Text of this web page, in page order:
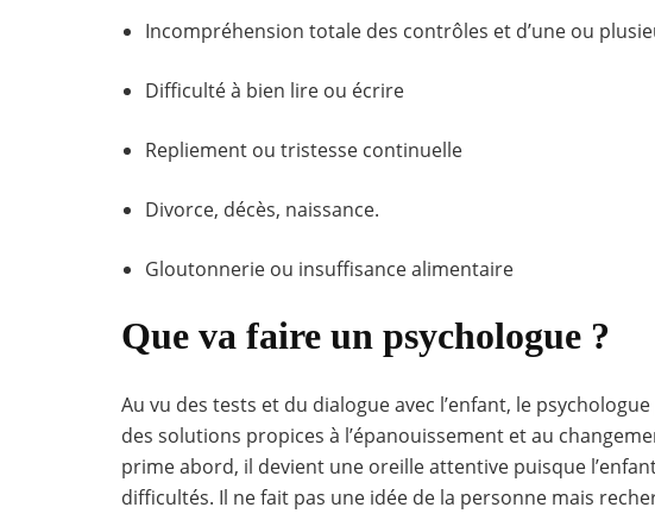
Incompréhension totale des contrôles et d’une ou
Difficulté à bien lire ou écrire
Repliement ou tristesse continuelle
Divorce, décès, naissance.
Gloutonnerie ou insuffisance alimentaire
Que va faire un psychologue ?
Au vu des tests et du dialogue avec l’enfant, le
des solutions propices à l’épanouissement et au
prime abord, il devient une oreille attentive puisque
difficultés. Il ne fait pas une idée de la personne mais